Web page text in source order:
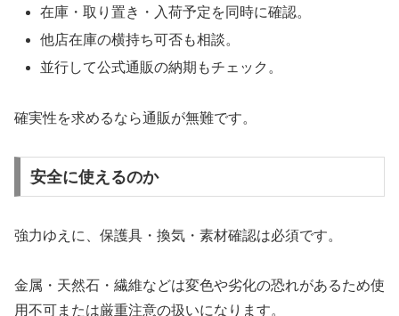
在庫・取り置き・入荷予定を同時に確認。
他店在庫の横持ち可否も相談。
並行して公式通販の納期もチェック。
確実性を求めるなら通販が無難です。
安全に使えるのか
強力ゆえに、保護具・換気・素材確認は必須です。
金属・天然石・繊維などは変色や劣化の恐れがあるため使
用不可または厳重注意の扱いになります。